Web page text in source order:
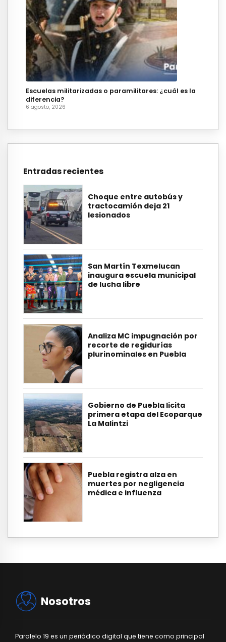
Escuelas militarizadas o paramilitares: ¿cuál es la
diferencia?
6 agosto, 2026
Entradas recientes
Choque entre autobús y
tractocamión deja 21
lesionados
San Martín Texmelucan
inaugura escuela municipal
de lucha libre
Analiza MC impugnación por
recorte de regidurías
plurinominales en Puebla
Gobierno de Puebla licita
primera etapa del Ecoparque
La Malintzi
Puebla registra alza en
muertes por negligencia
médica e influenza
Nosotros
Paralelo 19 es un periódico digital que tiene como principal